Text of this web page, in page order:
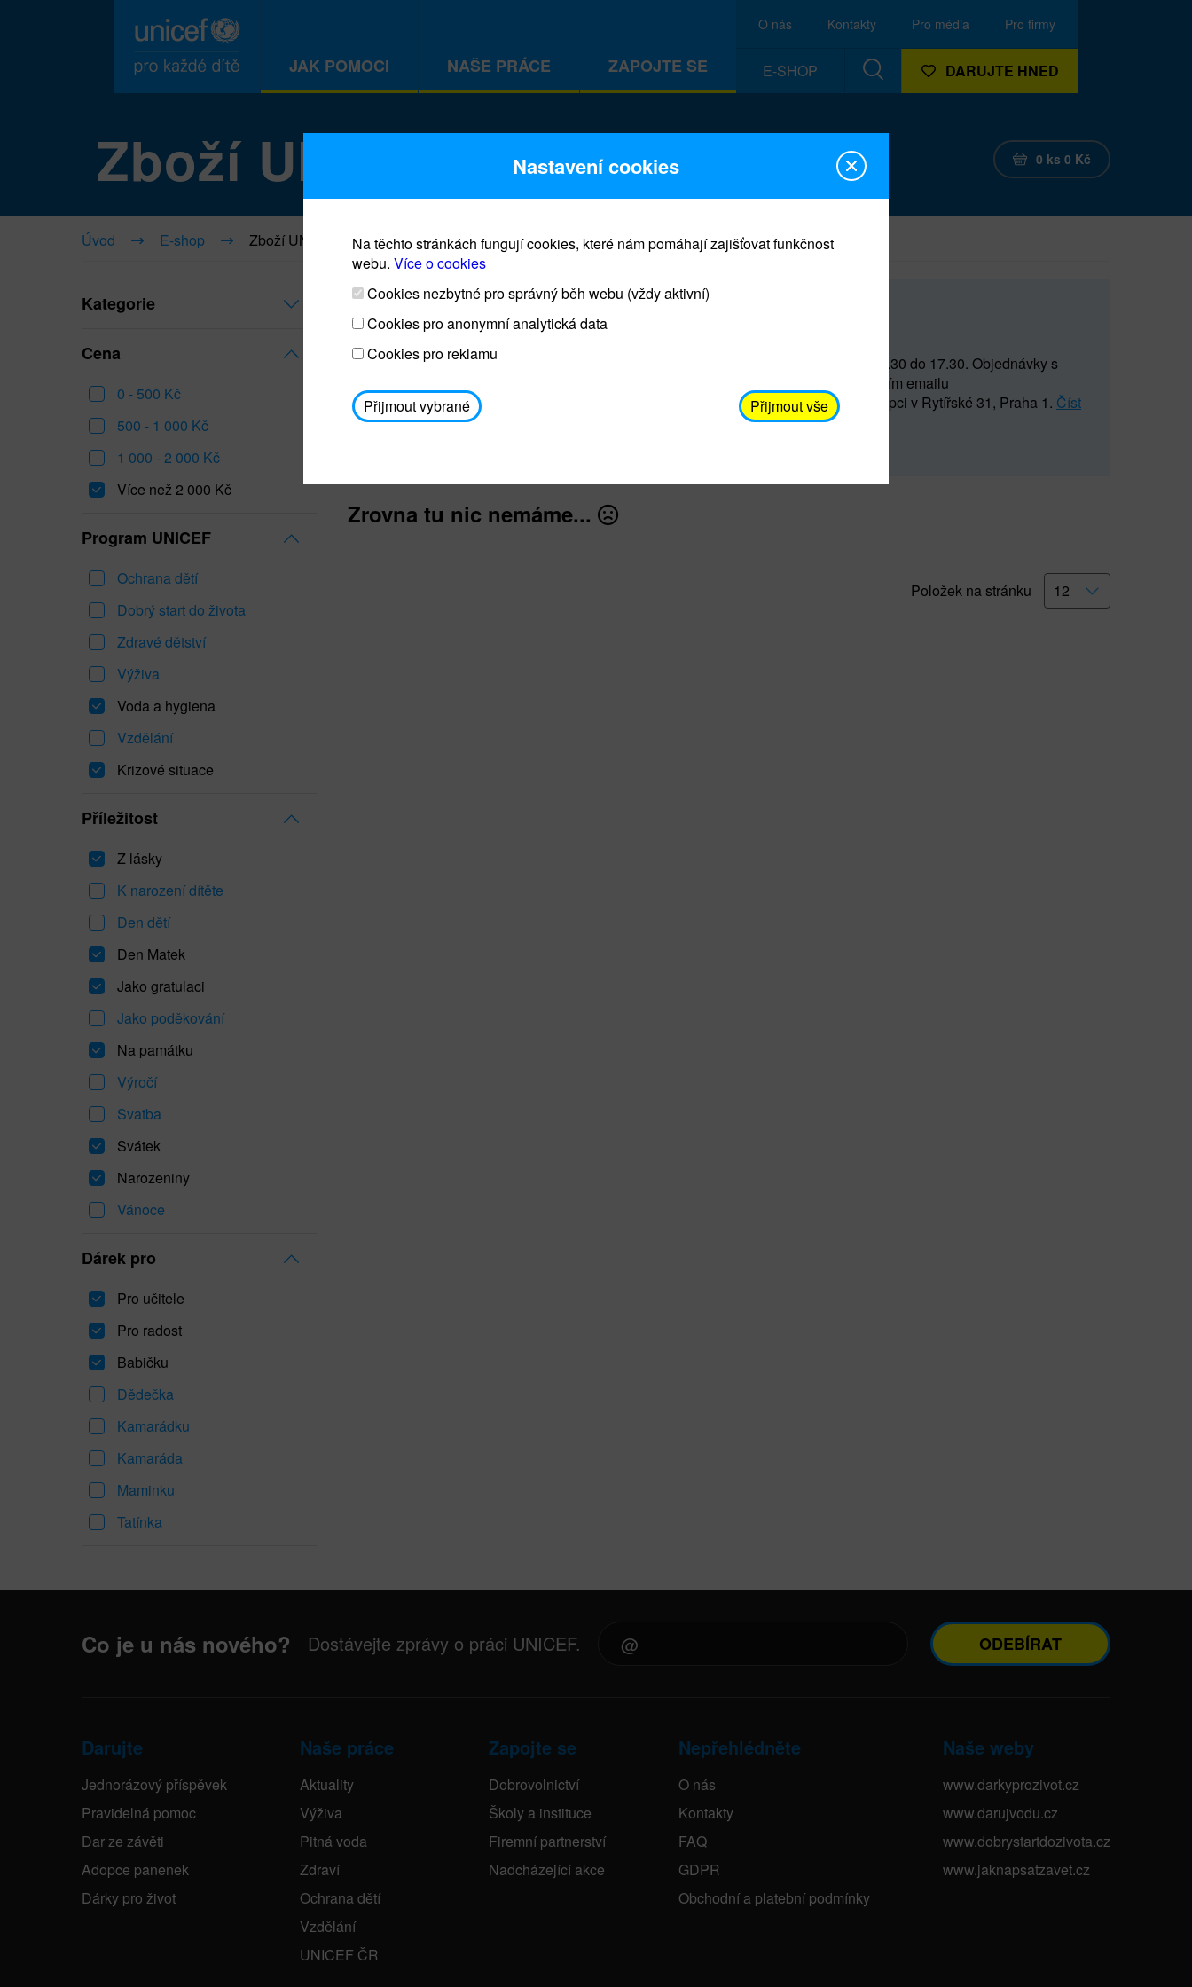
JAK POMOCI NAŠE PRÁCE ZAPOJTE SE
O nás Kontakty Pro média Pro firmy
E-SHOP DARUJTE HNED
Zboží UNICEF 0 ks 0 Kč
Úvod E-shop Zboží UNICEF
Kategorie
Cena
0 - 500 Kč
500 - 1 000 Kč
1 000 - 2 000 Kč
Více než 2 000 Kč
Program UNICEF
Ochrana dětí
Dobrý start do života
Zdravé dětství
Výživa
Voda a hygiena
Vzdělání
Krizové situace
Příležitost
Z lásky
K narození dítěte
Den dětí
Den Matek
Jako gratulaci
Jako poděkování
Na památku
Výročí
Svatba
Svátek
Narozeniny
Vánoce
Dárek pro
Pro učitele
Pro radost
Babičku
Dědečka
Kamarádku
Kamaráda
Maminku
Tatínka
Prodej blahopřání a dárků UNICEF
Prodejna UNICEF bude otevřena každý čtvrtek o 11 do 15 a od 15.30 do 17.30. Objednávky s
osobním odběrem je možné vyzvednout po domluvě (prostřednictvím emailu
avodickova@unicef.cz nebo telefonním čísle 606 655 547) na recepci v Rytířské 31, Praha 1. Číst
dále
Zrovna tu nic nemáme...
Položek na stránku
Co je u nás nového? Dostávejte zprávy o práci UNICEF. ODEBÍRAT
Darujte
Jednorázový příspěvek
Pravidelná pomoc
Dar ze závěti
Adopce panenek
Dárky pro život
Naše práce
Aktuality
Výživa
Pitná voda
Zdraví
Ochrana dětí
Vzdělání
UNICEF ČR
Zapojte se
Dobrovolnictví
Školy a instituce
Firemní partnerství
Nadcházející akce
Nepřehlédněte
O nás
Kontakty
FAQ
GDPR
Obchodní a platební podmínky
Naše weby
www.darkyprozivot.cz
www.darujvodu.cz
www.dobrystartdozivota.cz
www.jaknapsatzavet.cz
Nastavení cookies
Na těchto stránkách fungují cookies, které nám pomáhají zajišťovat funkčnost
webu. Více o cookies
Cookies nezbytné pro správný běh webu (vždy aktivní)
Cookies pro anonymní analytická data
Cookies pro reklamu
Přijmout vybrané Přijmout vše